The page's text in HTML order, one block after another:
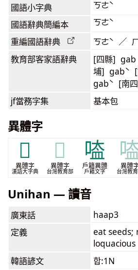
國語小字典 ㄎㄜˋ
國語辭典簡編本 ㄎㄜˋ
重編國語辭典 ㄎㄜˋ ／
教育部客家語辭典
[四縣]
埔] gabˋ [
gabˋ [南
jf當務字集 基本包
異體字
𧪞
異體字
漢語大字典
𧪞
異體字
台灣教育部
㗐
戶籍異體
戶籍文字
異體
台灣教
Unihan — 讀音
廣東話
haap3
定義
eat seeds;
loquacious
韓語諺文
합:1N